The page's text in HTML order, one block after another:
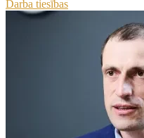
Darba tiesības